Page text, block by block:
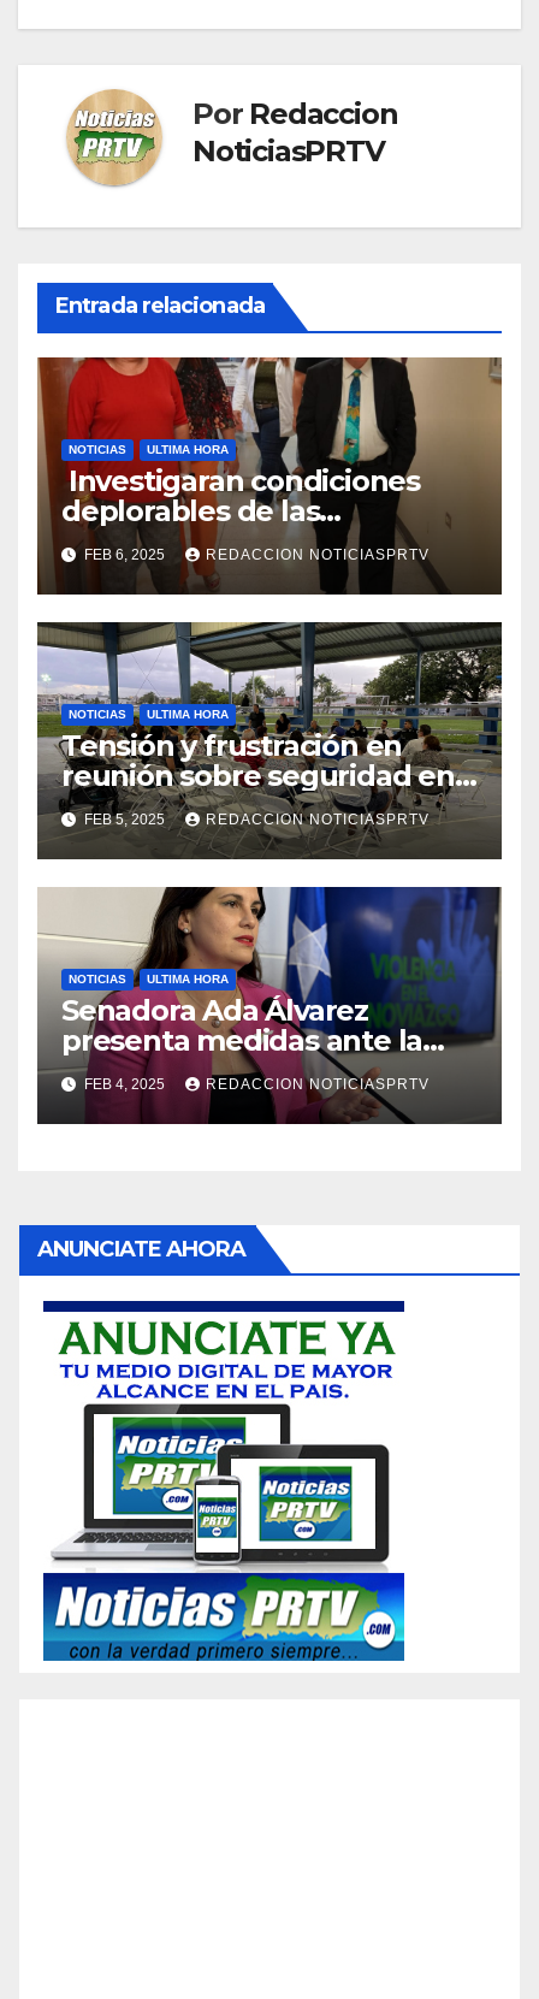
Por Redaccion
NoticiasPRTV
Entrada relacionada
NOTICIAS ULTIMA HORA
Investigaran condiciones
deplorables de las
facilidades el Departamento
de la Salud en Mayagüez
FEB 6, 2025 REDACCION NOTICIASPRTV
NOTICIAS ULTIMA HORA
Tensión y frustración en
reunión sobre seguridad en
Reparto Metropolitano
FEB 5, 2025 REDACCION NOTICIASPRTV
NOTICIAS ULTIMA HORA
Senadora Ada Álvarez
presenta medidas ante la
violencia en el noviazgo
FEB 4, 2025 REDACCION NOTICIASPRTV
ANUNCIATE AHORA